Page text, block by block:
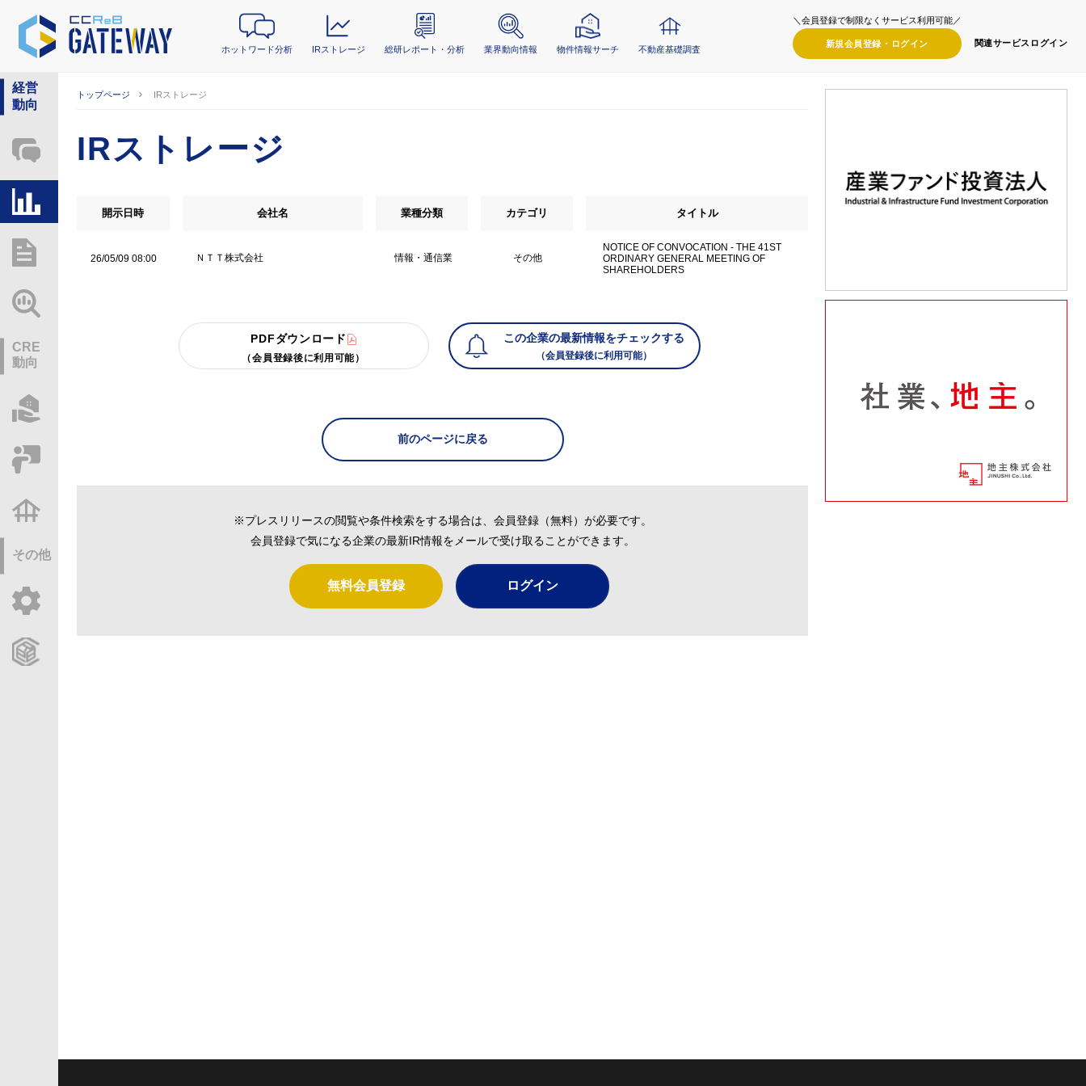
ホットワード分析 IRストレージ 総研レポート・分析 業界動向情報 物件情報サーチ 不動産基礎調査
＼会員登録で制限なくサービス利用可能／
新規会員登録・ ログイン 関連サービス ログイン
経営
動向
ホットワード分析
総研レポート・分析
CRE
動向
その他
トップページ IRストレージ
IRストレージ
開示日時 会社名 業種分類 カテゴリ タイトル
26/05/09 08:00 ＮＴＴ株式会社 情報・通信業 その他
NOTICE OF CONVOCATION - THE 41ST
ORDINARY GENERAL MEETING OF
SHAREHOLDERS
PDFダウンロード
（会員登録後に利用可能）
この企業の最新情報をチェックする
（会員登録後に利用可能）
前のページに戻る
※プレスリリースの閲覧や条件検索をする場合は、会員登録（無料）が必要です。
会員登録で気になる企業の最新IR情報をメールで受け取ることができます。
無料会員登録 ログイン